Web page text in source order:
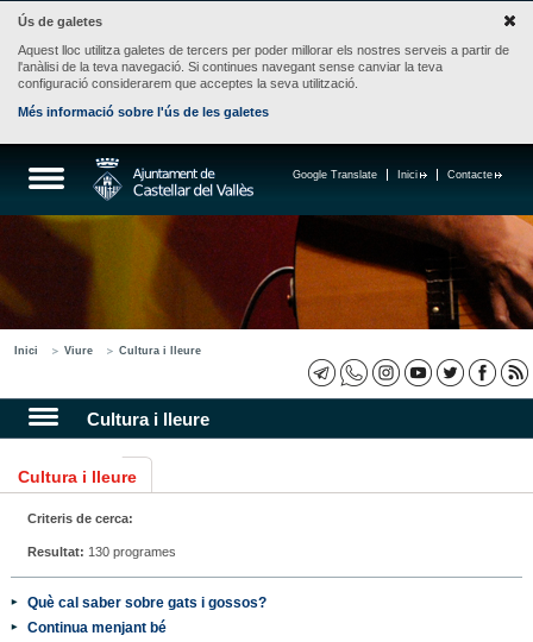
Ús de galetes
Aquest lloc utilitza galetes de tercers per poder millorar els nostres serveis a partir de
l'anàlisi de la teva navegació. Si continues navegant sense canviar la teva
configuració considerarem que acceptes la seva utilització.
Més informació sobre l'ús de les galetes
Contacte
Inici
Google Translate
Inici Viure Cultura i lleure
Cultura i lleure
Cultura i lleure
Criteris de cerca:
Resultat: 130 programes
Què cal saber sobre gats i gossos?
Continua menjant bé